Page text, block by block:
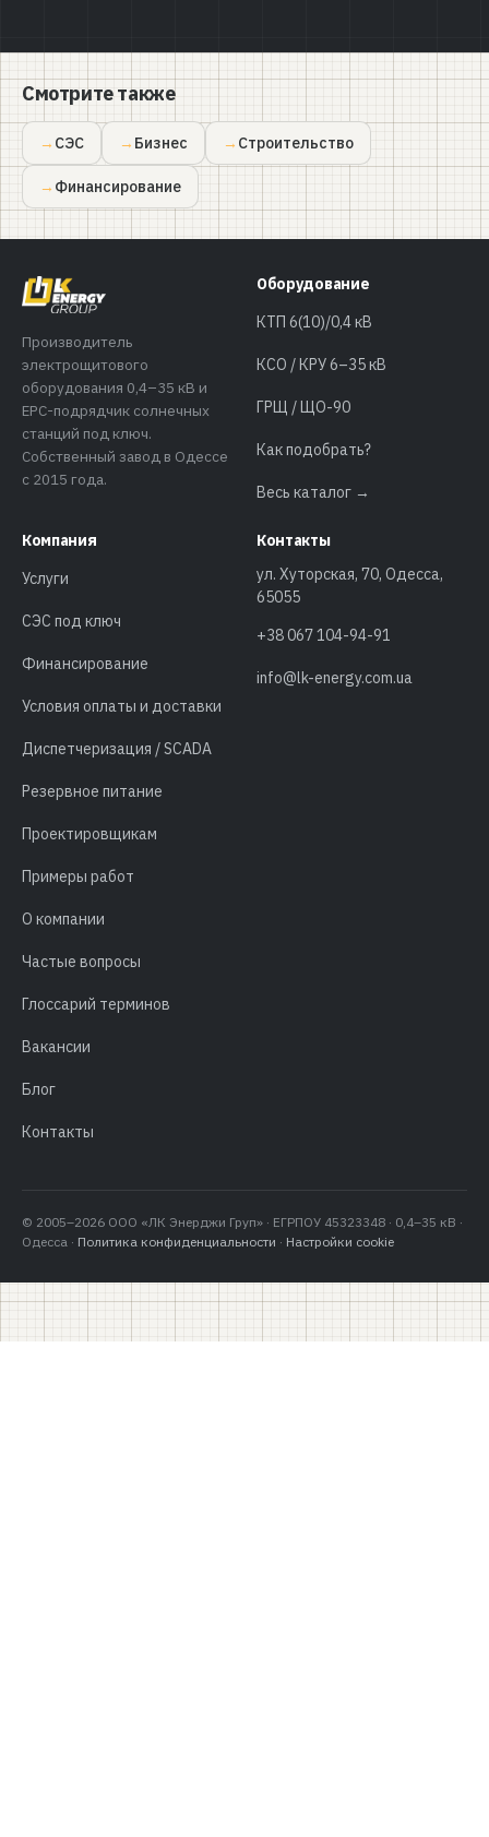
Смотрите также
СЭС Бизнес Строительство
Финансирование
Производитель
электрощитового
оборудования 0,4–35 кВ и
EPC-подрядчик солнечных
станций под ключ.
Собственный завод в Одессе
с 2015 года.
Оборудование
КТП 6(10)/0,4 кВ
КСО / КРУ 6–35 кВ
ГРЩ / ЩО-90
Как подобрать?
Весь каталог →
Компания
Услуги
СЭС под ключ
Финансирование
Условия оплаты и доставки
Диспетчеризация / SCADA
Резервное питание
Проектировщикам
Примеры работ
О компании
Частые вопросы
Глоссарий терминов
Вакансии
Блог
Контакты
Контакты
ул. Хуторская, 70, Одесса,
65055
+38 067 104-94-91
info@lk-energy.com.ua
© 2005–2026 ООО «ЛК Энерджи Груп» · ЕГРПОУ 45323348 · 0,4–35 кВ ·
Одесса · Политика конфиденциальности · Настройки cookie